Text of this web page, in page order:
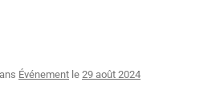
Événement le 29 août 2024